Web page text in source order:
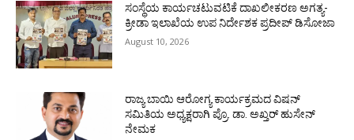
ಸಂಸ್ಥೆಯ ಕಾರ್ಯಚಟುವಟಿಕೆ ದಾಖಲೀಕರಣ ಅಗತ್ಯ-
ಕ್ರೀಡಾ ಇಲಾಖೆಯ ಉಪ ನಿರ್ದೇಶಕ ಪ್ರದೀಪ್ ಡಿಸೋಜಾ
August 10, 2026
ರಾಜ್ಯ ಬಾಯಿ ಆರೋಗ್ಯ ಕಾರ್ಯಕ್ರಮದ ವಿಷನ್
ಸಮಿತಿಯ ಅಧ್ಯಕ್ಷರಾಗಿ ಪ್ರೊ. ಡಾ. ಅಖ್ತರ್ ಹುಸೇನ್
ನೇಮಕ